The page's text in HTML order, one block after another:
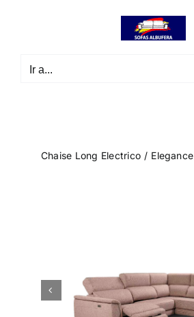
Ir a...
Chaise Long Electrico Elegance